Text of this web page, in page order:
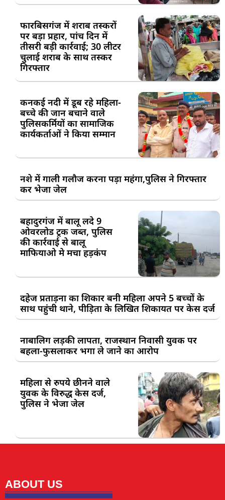
फारबिसगंज में शराब तस्करों
पर बड़ा प्रहार, पांच दिन में
तीसरी बड़ी कार्रवाई; 30 लीटर
चुलाई शराब के साथ तस्कर
गिरफ्तार
कनकई नदी में डूब रहे महिला-
बच्चे की जान बचाने वाले
पुलिसकर्मियों का सामाजिक
कार्यकर्ताओं ने किया सम्मान
नशे में गाली गलौज करना पड़ा महंगा,पुलिस ने गिरफ्तार
कर भेजा जेल
बहादुरगंज में बालू लदे 9
ओवरलोड ट्रक जब्त, पुलिस
की कार्रवाई से बालू
माफियाओ मे मचा हड़कंप
दहेज प्रताड़ना का शिकार बनी महिला अपने 5 बच्चों के
साथ पहुंची थाने, पीड़िता के लिखित शिकायत पर केस दर्ज
नाबालिग लड़की लापता, राजस्थान निवासी युवक पर
बहला-फुसलाकर भगा ले जाने का आरोप
महिला से रुपये छीनने वाले
युवक के विरुद्ध केस दर्ज,
पुलिस ने भेजा जेल
ABOUT US